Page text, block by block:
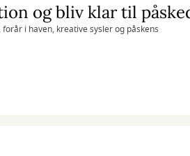
og bliv klar til
i haven, kreative sysler og påskens